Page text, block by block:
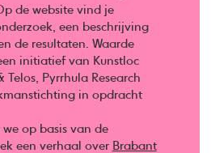
de website vind je
een beschrijving
de resultaten. Waarde
initiatief van Kunstloc
Pyrrhula Research
in opdracht
we op basis van de
een verhaal over Brabant